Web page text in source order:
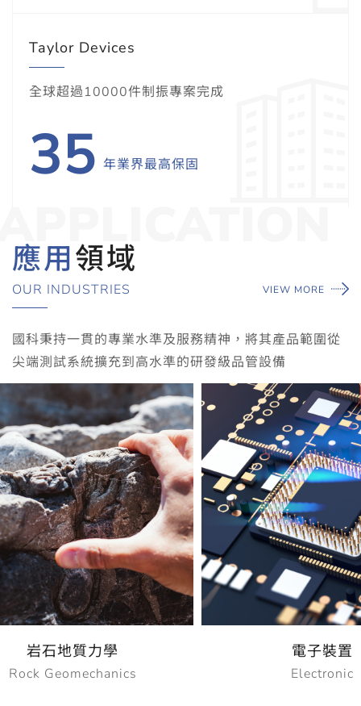
Taylor Devices
全球超過10000件制振專案完成
35 年業界最高保固
應用領域
OUR INDUSTRIES VIEW MORE
國科秉持一貫的專業水準及服務精神，將其產品範圍從
尖端測試系統擴充到高水準的研發級品管設備